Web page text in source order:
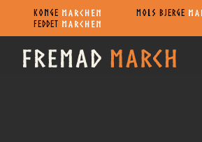
KONGE MOLS BJERGE
FEDDET